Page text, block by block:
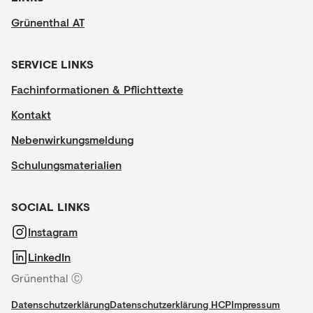
Grünenthal AT
SERVICE LINKS
Fachinformationen & Pflichttexte
Kontakt
Nebenwirkungsmeldung
Schulungsmaterialien
SOCIAL LINKS
Instagram
LinkedIn
Grünenthal Ⓒ
DatenschutzerklärungDatenschutzerklärung HCPImpressum